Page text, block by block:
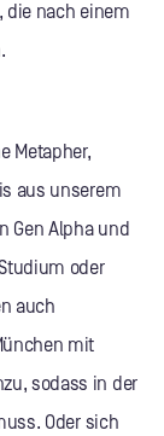
die nach einem
Metapher,
aus unserem
Gen Alpha und
oder
auch
mit
sodass in der
Oder sich